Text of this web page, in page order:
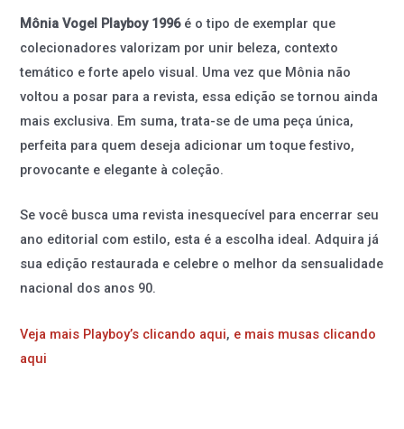
Mônia Vogel Playboy 1996é o tipo de exemplar que
colecionadores valorizam por unir beleza, contexto
temático e forte apelo visual. Uma vez que Mônia não
voltou a posar para a revista, essa edição se tornou ainda
mais exclusiva. Em suma, trata-se de uma peça única,
perfeita para quem deseja adicionar um toque festivo,
provocante e elegante à coleção.
Se você busca uma revista inesquecível para encerrar seu
ano editorial com estilo, esta é a escolha ideal. Adquira já
sua edição restaurada e celebre o melhor da sensualidade
nacional dos anos 90.
Veja mais Playboy’s clicando aqui, e mais musas clicando
aqui